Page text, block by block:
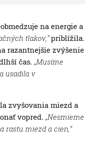
na energie a
tlakov,“priblížila.
razantnejšie zvýšenie
čas. „Musíme
usadila v
zvyšovania miezd a
vopred. „Nesmieme
rastu miezd a cien,“